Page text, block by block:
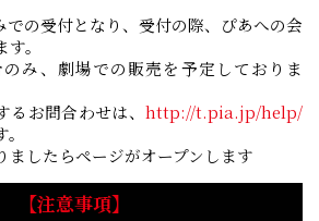
の受付となり、受付の際、ぴあへの会
。
み、劇場での販売を予定しておりま
お問合わせは、 http://t.pia.jp/help/
したらページがオープンします
【注意事項】